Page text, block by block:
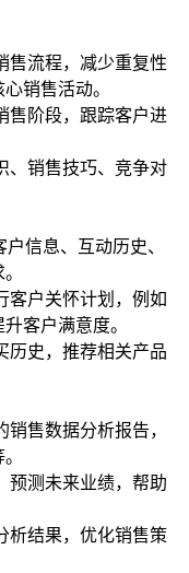
售流程，减少重复性
销售活动。
售阶段，跟踪客户进
、销售技巧、竞争对
信息、互动历史、
客户关怀计划，例如
客户满意度。
历史，推荐相关产品
销售数据分析报告，
预测未来业绩，帮助
析结果，优化销售策